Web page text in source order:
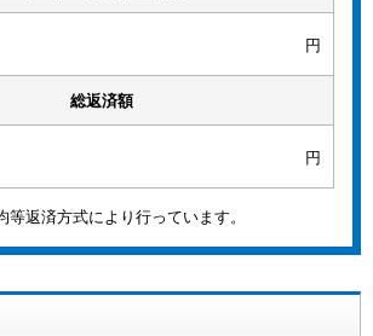
円
総返済額
円
返済方式により行っています。